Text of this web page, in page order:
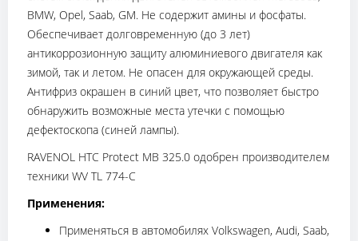
BMW, Opel, Saab, GM. Не содержит амины и фосфаты.
Обеспечивает долговременную (до 3 лет)
антикоррозионную защиту алюминиевого двигателя как
зимой, так и летом. Не опасен для окружающей среды.
Антифриз окрашен в синий цвет, что позволяет быстро
обнаружить возможные места утечки с помощью
дефектоскопа (синей лампы).
RAVENOL HTC Protect MB 325.0 одобрен производителем
техники WV TL 774-C
Применения:
Применяться в автомобилях Volkswagen, Audi, Saab,